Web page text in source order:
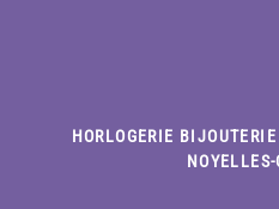
HORLOGERIE BIJOUTERIE